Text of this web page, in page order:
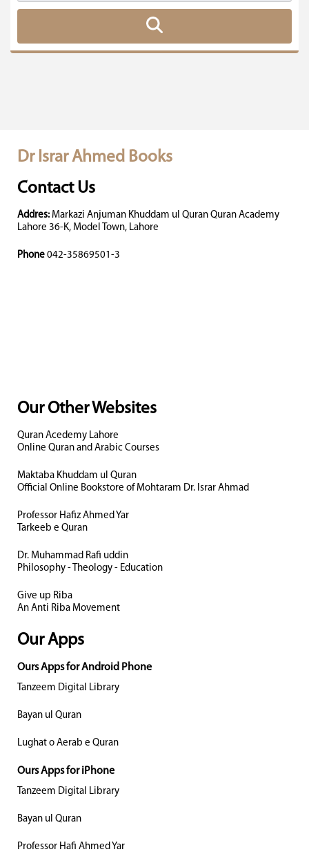
Dr Israr Ahmed Books
Contact Us
Addres: Markazi Anjuman Khuddam ul Quran Quran Academy
Lahore 36-K, Model Town, Lahore
Phone 042-35869501-3
Our Other Websites
Quran Acedemy Lahore
Online Quran and Arabic Courses
Maktaba Khuddam ul Quran
Official Online Bookstore of Mohtaram Dr. Israr Ahmad
Professor Hafiz Ahmed Yar
Tarkeeb e Quran
Dr. Muhammad Rafi uddin
Philosophy - Theology - Education
Give up Riba
An Anti Riba Movement
Our Apps
Ours Apps for Android Phone
Tanzeem Digital Library
Bayan ul Quran
Lughat o Aerab e Quran
Ours Apps for iPhone
Tanzeem Digital Library
Bayan ul Quran
Professor Hafi Ahmed Yar